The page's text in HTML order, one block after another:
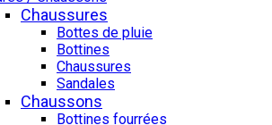
Chaussures
Bottes de pluie
Bottines
Chaussures
Sandales
Chaussons
Bottines fourrées